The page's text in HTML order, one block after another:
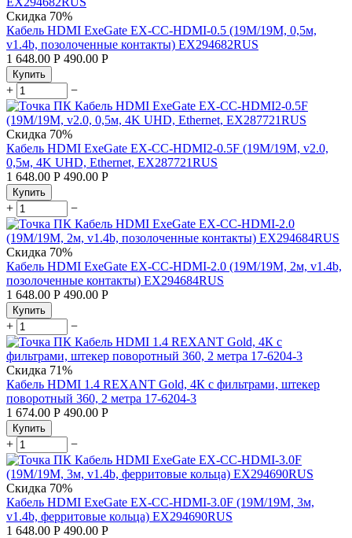
Скидка 70%
Кабель HDMI ExeGate EX-CC-HDMI-0.5 (19M/19M, 0,5м,
v1.4b, позолоченные контакты) EX294682RUS
1 648.00 Р 490.00 Р
Купить
+ −
Скидка 70%
Кабель HDMI ExeGate EX-CC-HDMI2-0.5F (19M/19M, v2.0,
0,5м, 4K UHD, Ethernet, EX287721RUS
1 648.00 Р 490.00 Р
Купить
+ −
Скидка 70%
Кабель HDMI ExeGate EX-CC-HDMI-2.0 (19M/19M, 2м, v1.4b,
позолоченные контакты) EX294684RUS
1 648.00 Р 490.00 Р
Купить
+ −
Скидка 71%
Кабель HDMI 1.4 REXANT Gold, 4К с фильтрами, штекер
поворотный 360, 2 метра 17-6204-3
1 674.00 Р 490.00 Р
Купить
+ −
Скидка 70%
Кабель HDMI ExeGate EX-CC-HDMI-3.0F (19M/19M, 3м,
v1.4b, ферритовые кольца) EX294690RUS
1 648.00 Р 490.00 Р